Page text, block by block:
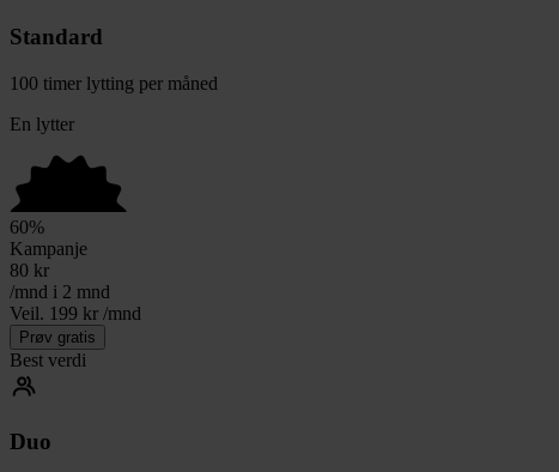
Standard
100 timer lytting per måned
En lytter
60%
Kampanje
80 kr
/mnd i 2 mnd
Veil. 199 kr /mnd
Prøv gratis
Best verdi
Duo